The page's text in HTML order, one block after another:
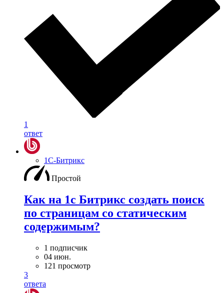
1
ответ
1С-Битрикс
Простой
Как на 1с Битрикс создать поиск
по страницам со статическим
содержимым?
1 подписчик
04 июн.
121 просмотр
3
ответа